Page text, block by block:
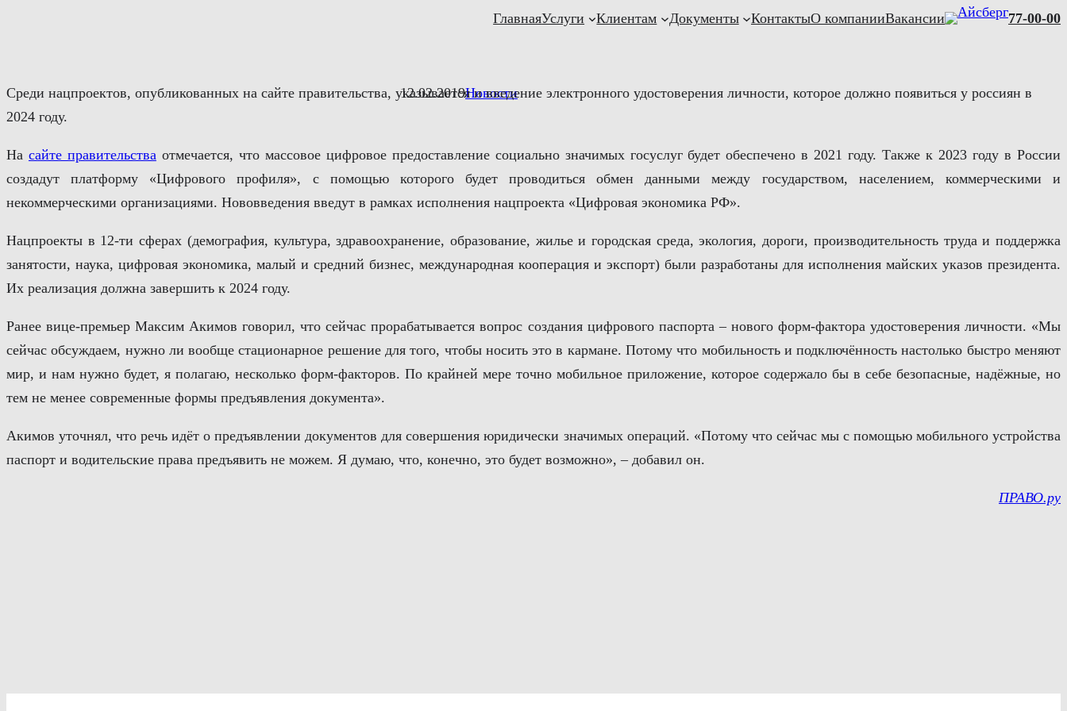
ГлавнаяУслуги Клиентам Документы КонтактыО компанииВакансии 77-00-00
12.02.2019Новости
Среди нацпроектов, опубликованных на сайте правительства, указывается и введение электронного удостоверения личности, которое должно появиться у россиян в
2024 году.
На сайте правительстваотмечается, что массовое цифровое предоставление социально значимых госуслуг будет обеспечено в 2021 году. Также к 2023 году в России
создадут платформу «Цифрового профиля», с помощью которого будет проводиться обмен данными между государством, населением, коммерческими и
некоммерческими организациями. Нововведения введут в рамках исполнения нацпроекта «Цифровая экономика РФ».
Нацпроекты в 12-ти сферах (демография, культура, здравоохранение, образование, жилье и городская среда, экология, дороги, производительность труда и поддержка
занятости, наука, цифровая экономика, малый и средний бизнес, международная кооперация и экспорт) были разработаны для исполнения майских указов президента.
Их реализация должна завершить к 2024 году.
Ранее вице-премьер Максим Акимов говорил, что сейчас прорабатывается вопрос создания цифрового паспорта – нового форм-фактора удостоверения личности. «Мы
сейчас обсуждаем, нужно ли вообще стационарное решение для того, чтобы носить это в кармане. Потому что мобильность и подключённость настолько быстро меняют
мир, и нам нужно будет, я полагаю, несколько форм-факторов. По крайней мере точно мобильное приложение, которое содержало бы в себе безопасные, надёжные, но
тем не менее современные формы предъявления документа».
Акимов уточнял, что речь идёт о предъявлении документов для совершения юридически значимых операций. «Потому что сейчас мы с помощью мобильного устройства
паспорт и водительские права предъявить не можем. Я думаю, что, конечно, это будет возможно», – добавил он.
ПРАВО.ру